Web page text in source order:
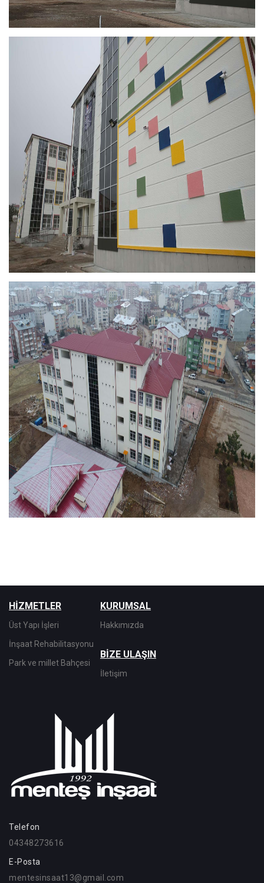
HİZMETLER
Üst Yapı İşleri
İnşaat Rehabilitasyonu
Park ve millet Bahçesi
KURUMSAL
Hakkımızda
BİZE ULAŞIN
İletişim
Telefon
04348273616
E-Posta
mentesinsaat13@gmail.com